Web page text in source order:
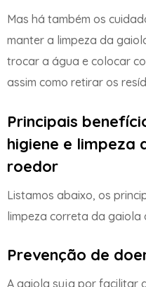
Mas há também os
manter a limpeza da
trocar a água e colocar
assim como retirar os
Principais
higiene e limpeza
roedor
Listamos abaixo, os
limpeza correta da gaiola
Prevenção de
A gaiola suja por facilitar